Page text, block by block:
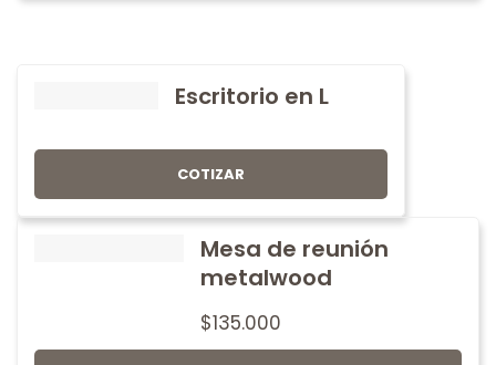
Escritorio en L
COTIZAR
Mesa de reunión
metalwood
$135.000